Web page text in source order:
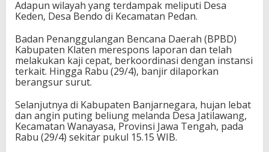
Adapun wilayah yang terdampak meliputi Desa
Keden, Desa Bendo di Kecamatan Pedan.
Badan Penanggulangan Bencana Daerah (BPBD)
Kabupaten Klaten merespons laporan dan telah
melakukan kaji cepat, berkoordinasi dengan instansi
terkait. Hingga Rabu (29/4), banjir dilaporkan
berangsur surut.
Selanjutnya di Kabupaten Banjarnegara, hujan lebat
dan angin puting beliung melanda Desa Jatilawang,
Kecamatan Wanayasa, Provinsi Jawa Tengah, pada
Rabu (29/4) sekitar pukul 15.15 WIB.